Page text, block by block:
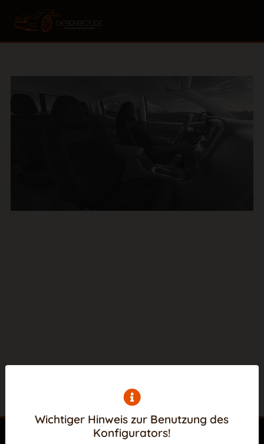
Wichtiger Hinweis zur Benutzung des
Konfigurators!